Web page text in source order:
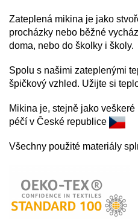
Zateplená mikina je jako
procházky nebo běžné
doma, nebo do školky i školy.
Spolu s našimi zateplenými
špičkový vzhled. Užijte si
Mikina je, stejně jako
péčí v České republice
Všechny použité materiály